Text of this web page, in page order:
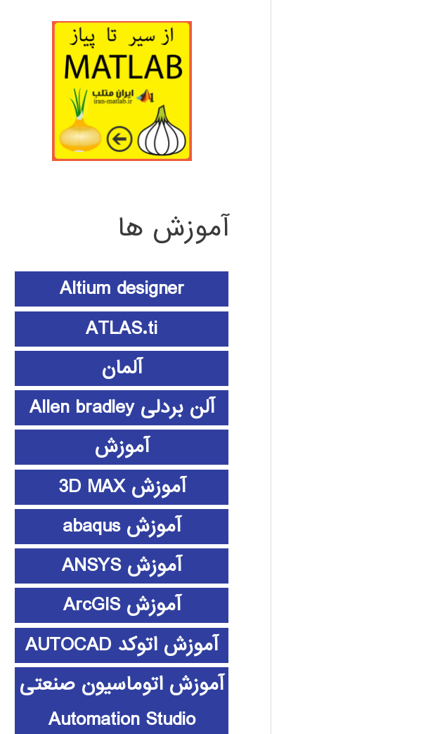
آموزش ها
Altium designer
ATLAS.ti
آلمان
آلن بردلی Allen bradley
آموزش
آموزش 3D MAX
آموزش abaqus
آموزش ANSYS
آموزش ArcGIS
آموزش اتوکد AUTOCAD
آموزش اتوماسیون صنعتی
Automation Studio